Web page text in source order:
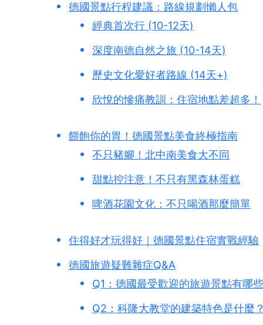
德國景點行程建議：路線規劃懶人包
經典首次行 (10-12天)
深度南德自然之旅 (10-14天)
歷史文化愛好者路線 (14天+)
欣悅的慘痛教訓：住宿地點差超多！
餵飽你的胃！德國景點美食終極指南
不只豬腳！北中南美食大不同
甜點控注意！不只有黑森林蛋糕
啤酒花園文化：不只喝酒那麼簡單
住得好才玩得好｜德國景點住宿實戰經驗
德國旅遊疑難雜症Q&A
Q1：德國最受歡迎的旅遊景點有哪
Q2：科隆大教堂的建築特色是什麼